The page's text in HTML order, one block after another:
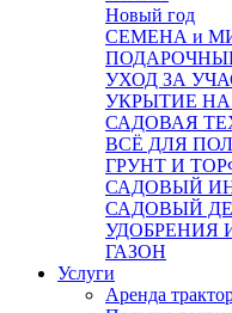
Новый год
СЕМЕНА и
УХОД ЗА
УКРЫТИЕ
САДОВАЯ
ВСЁ ДЛЯ
ГРУНТ И
САДОВЫЙ
САДОВЫЙ
УДОБРЕНИЯ
ГАЗОН
Услуги
Аренда